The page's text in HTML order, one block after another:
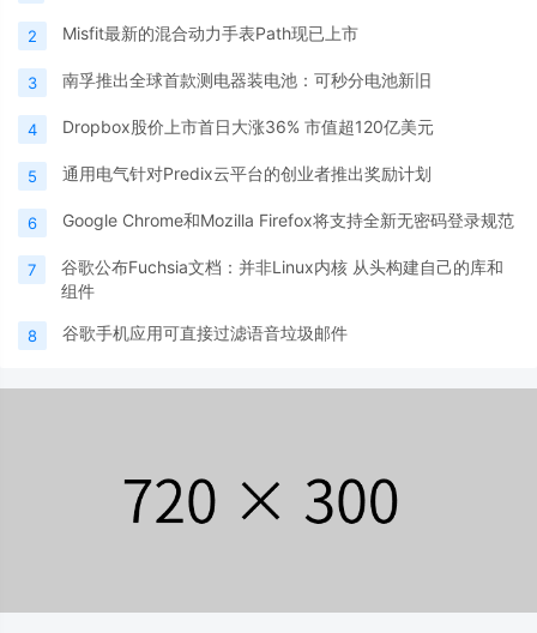
2 Misfit最新的混合动力手表Path现已上市
3 南孚推出全球首款测电器装电池：可秒分电池新旧
4 Dropbox股价上市首日大涨36% 市值超120亿美元
5 通用电气针对Predix云平台的创业者推出奖励计划
6 Google Chrome和Mozilla Firefox将支持全新无密码登录规范
7
谷歌公布Fuchsia文档：并非Linux内核 从头构建自己的库和
组件
8 谷歌手机应用可直接过滤语音垃圾邮件